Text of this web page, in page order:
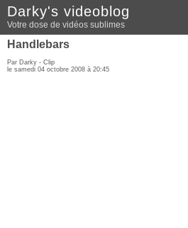
Darky's videoblog
Votre dose de vidéos sublimes
Handlebars
Par Darky - Clip
le samedi 04 octobre 2008 à 20:45